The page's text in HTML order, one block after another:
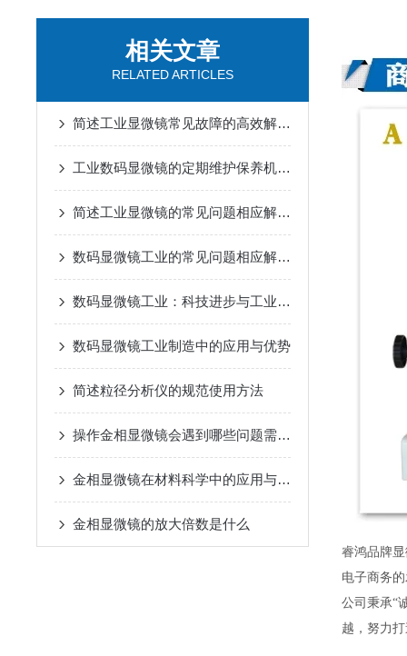
相关文章
RELATED ARTICLES
简述工业显微镜常见故障的高效解决方法
工业数码显微镜的定期维护保养机制分享
简述工业显微镜的常见问题相应解决方法分享
数码显微镜工业的常见问题相应解决方法分享
数码显微镜工业：科技进步与工业发展的融合
数码显微镜工业制造中的应用与优势
简述粒径分析仪的规范使用方法
操作金相显微镜会遇到哪些问题需要解决
金相显微镜在材料科学中的应用与发展
金相显微镜的放大倍数是什么
睿鸿品牌
电子商务
公司秉承“
越，努力